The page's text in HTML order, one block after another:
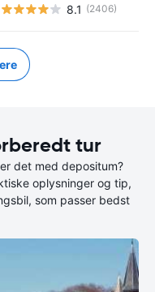
8.1 (2406)
tur
det med depositum?
oplysninger og tip,
som passer bedst